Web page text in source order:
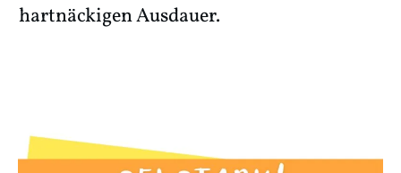
hartnäckigen Ausdauer.